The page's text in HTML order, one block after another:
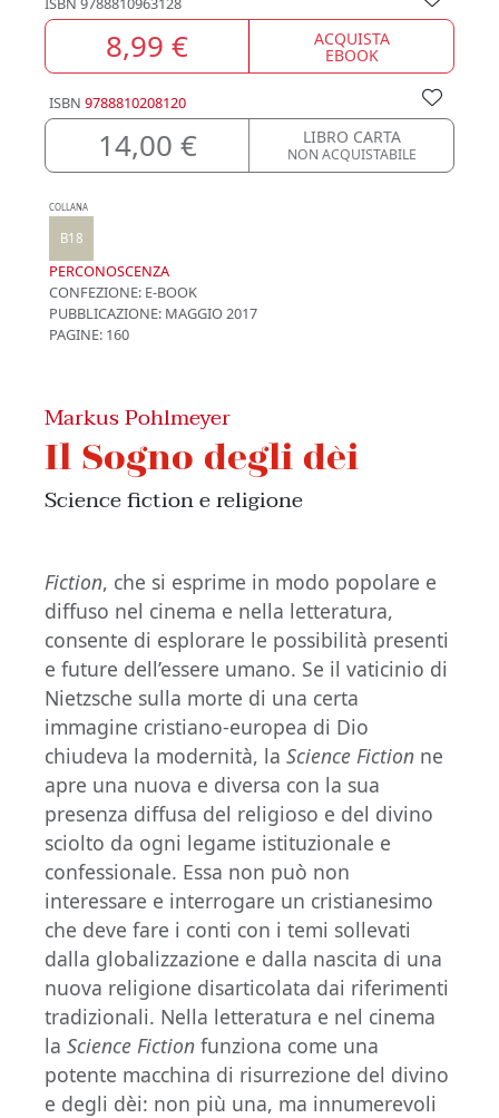
8,99 € ACQUISTA
EBOOK
ISBN 9788810208120
14,00 € LIBRO CARTA
NON ACQUISTABILE
COLLANA
B18
PERCONOSCENZA
CONFEZIONE: E-BOOK
PUBBLICAZIONE: MAGGIO 2017
PAGINE: 160
Markus Pohlmeyer
Il Sogno degli dèi
Science fiction e religione
Fiction, che si esprime in modo popolare e
diffuso nel cinema e nella letteratura,
consente di esplorare le possibilità presenti
e future dell’essere umano. Se il vaticinio di
Nietzsche sulla morte di una certa
immagine cristiano-europea di Dio
chiudeva la modernità, la Science Fiction ne
apre una nuova e diversa con la sua
presenza diffusa del religioso e del divino
sciolto da ogni legame istituzionale e
confessionale. Essa non può non
interessare e interrogare un cristianesimo
che deve fare i conti con i temi sollevati
dalla globalizzazione e dalla nascita di una
nuova religione disarticolata dai riferimenti
tradizionali. Nella letteratura e nel cinema
la Science Fiction funziona come una
potente macchina di risurrezione del divino
e degli dèi: non più una, ma innumerevoli